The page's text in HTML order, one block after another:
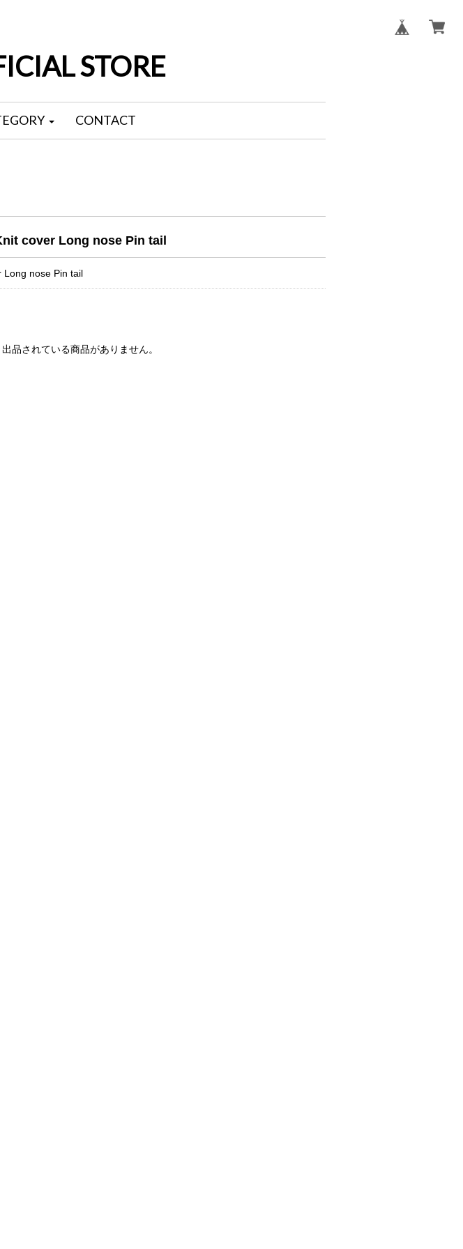
STORE
CONTACT
cover Long nose Pin tail
Long nose Pin tail
出品されている商品がありません。